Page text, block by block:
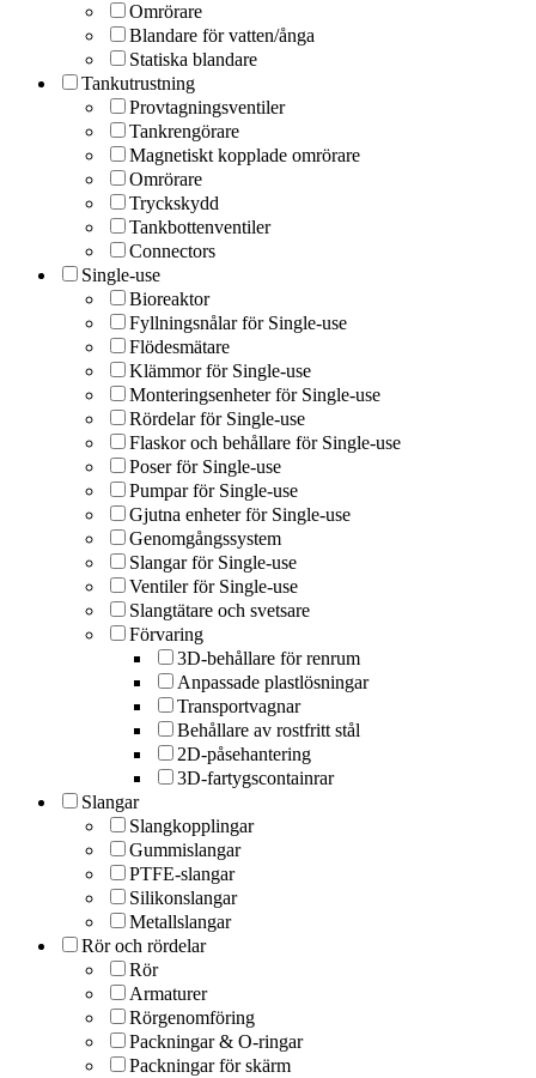
Omrörare
Blandare för vatten/ånga
Statiska blandare
Tankutrustning
Provtagningsventiler
Tankrengörare
Magnetiskt kopplade omrörare
Omrörare
Tryckskydd
Tankbottenventiler
Connectors
Single-use
Bioreaktor
Fyllningsnålar för Single-use
Flödesmätare
Klämmor för Single-use
Monteringsenheter för Single-use
Rördelar för Single-use
Flaskor och behållare för Single-use
Poser för Single-use
Pumpar för Single-use
Gjutna enheter för Single-use
Genomgångssystem
Slangar för Single-use
Ventiler för Single-use
Slangtätare och svetsare
Förvaring
3D-behållare för renrum
Anpassade plastlösningar
Transportvagnar
Behållare av rostfritt stål
2D-påsehantering
3D-fartygscontainrar
Slangar
Slangkopplingar
Gummislangar
PTFE-slangar
Silikonslangar
Metallslangar
Rör och rördelar
Rör
Armaturer
Rörgenomföring
Packningar & O-ringar
Packningar för skärm